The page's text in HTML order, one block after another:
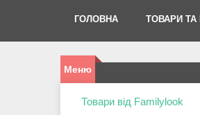
ГОЛОВНА ТОВАРИ ТА
Товари від Familylook